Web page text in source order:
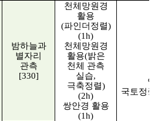
밤하늘과
별자리
관측
[330]
천체망원경
활용
(파인더정렬)
(1h)
천체망원경
활용(밝은
천체 관측
실습,
극축정렬)
(2h)
쌍안경 활용
(1h)
국토정